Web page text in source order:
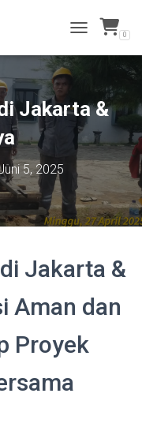
O
E
N
A
V
I
A
T
N
0
Jakarta &
5, 2025
Jakarta &
Aman dan
Proyek